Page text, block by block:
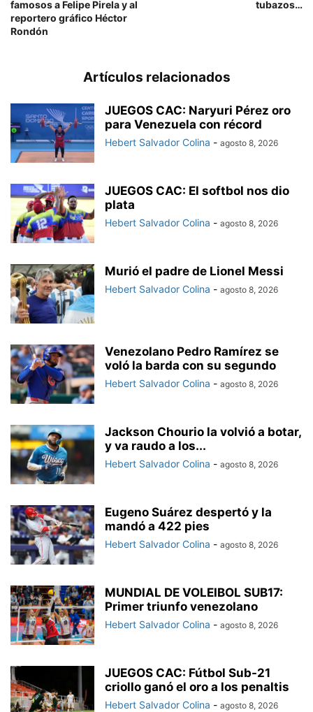
famosos a Felipe Pirela y al
reportero gráfico Héctor
Rondón
tubazos…
Artículos relacionados
JUEGOS CAC: Naryuri Pérez oro
para Venezuela con récord
Hebert Salvador Colina - agosto 8, 2026
JUEGOS CAC: El softbol nos dio
plata
Hebert Salvador Colina - agosto 8, 2026
Murió el padre de Lionel Messi
Hebert Salvador Colina - agosto 8, 2026
Venezolano Pedro Ramírez se
voló la barda con su segundo
Hebert Salvador Colina - agosto 8, 2026
Jackson Chourio la volvió a botar,
y va raudo a los...
Hebert Salvador Colina - agosto 8, 2026
Eugeno Suárez despertó y la
mandó a 422 pies
Hebert Salvador Colina - agosto 8, 2026
MUNDIAL DE VOLEIBOL SUB17:
Primer triunfo venezolano
Hebert Salvador Colina - agosto 8, 2026
JUEGOS CAC: Fútbol Sub-21
criollo ganó el oro a los penaltis
Hebert Salvador Colina - agosto 8, 2026